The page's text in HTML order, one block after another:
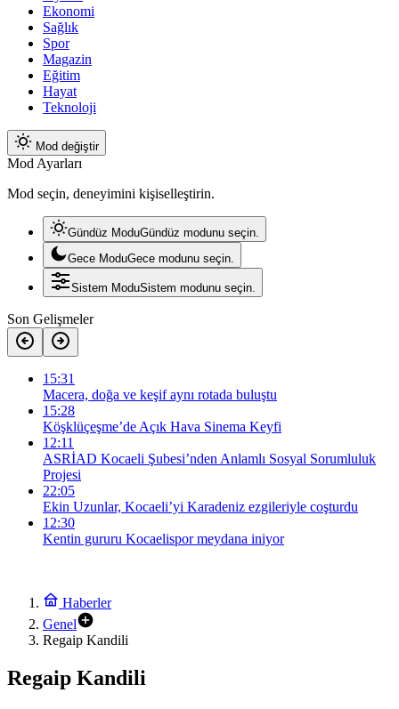
Ekonomi
Sağlık
Spor
Magazin
Eğitim
Hayat
Teknoloji
Mod değiştir
Mod Ayarları
Mod seçin, deneyimini kişiselleştirin.
Gündüz ModuGündüz modunu seçin.
Gece ModuGece modunu seçin.
Sistem ModuSistem modunu seçin.
Son Gelişmeler
15:31
Macera, doğa ve keşif aynı rotada buluştu
15:28
Köşklüçeşme’de Açık Hava Sinema Keyfi
12:11
ASRİAD Kocaeli Şubesi’nden Anlamlı Sosyal Sorumluluk
Projesi
22:05
Ekin Uzunlar, Kocaeli’yi Karadeniz ezgileriyle coşturdu
12:30
Kentin gururu Kocaelispor meydana iniyor
Haberler
Genel
Regaip Kandili
Regaip Kandili